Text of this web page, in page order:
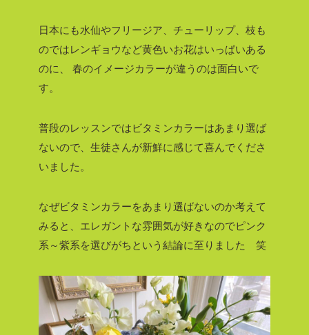
日本にも水仙やフリージア、チューリップ、枝も
のではレンギョウなど黄色いお花はいっぱいある
のに、
春のイメージカラーが違うのは面白いで
す。
普段のレッスンではビタミンカラーはあまり選ば
ないので、生徒さんが新鮮に感じて喜んでくださ
いました。
なぜビタミンカラーをあまり選ばないのか考えて
みると、エレガントな雰囲気が好きなのでピンク
系～紫系を選びがちという結論に至りました 笑